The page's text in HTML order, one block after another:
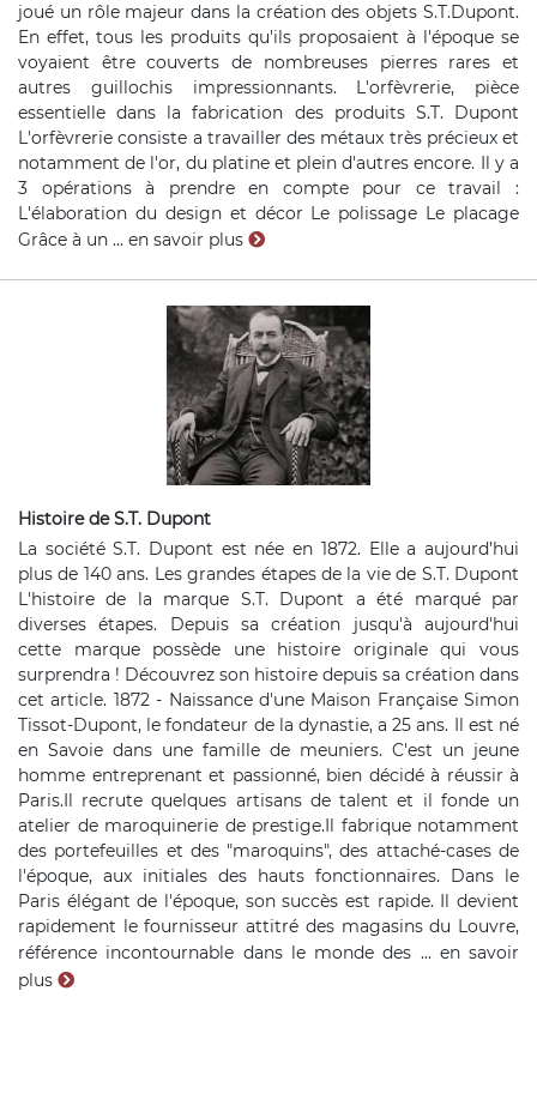
joué un rôle majeur dans la création des objets S.T.Dupont.
En effet, tous les produits qu'ils proposaient à l'époque se
voyaient être couverts de nombreuses pierres rares et
autres guillochis impressionnants. L'orfèvrerie, pièce
essentielle dans la fabrication des produits S.T. Dupont
L'orfèvrerie consiste a travailler des métaux très précieux et
notamment de l'or, du platine et plein d'autres encore. Il y a
3 opérations à prendre en compte pour ce travail :
L'élaboration du design et décor Le polissage Le placage
Grâce à un ... en savoir plus
Histoire de S.T. Dupont
La société S.T. Dupont est née en 1872. Elle a aujourd’hui
plus de 140 ans. Les grandes étapes de la vie de S.T. Dupont
L'histoire de la marque S.T. Dupont a été marqué par
diverses étapes. Depuis sa création jusqu'à aujourd'hui
cette marque possède une histoire originale qui vous
surprendra ! Découvrez son histoire depuis sa création dans
cet article. 1872 - Naissance d'une Maison Française Simon
Tissot-Dupont, le fondateur de la dynastie, a 25 ans. Il est né
en Savoie dans une famille de meuniers. C'est un jeune
homme entreprenant et passionné, bien décidé à réussir à
Paris.Il recrute quelques artisans de talent et il fonde un
atelier de maroquinerie de prestige.Il fabrique notamment
des portefeuilles et des "maroquins", des attaché-cases de
l'époque, aux initiales des hauts fonctionnaires. Dans le
Paris élégant de l'époque, son succès est rapide. Il devient
rapidement le fournisseur attitré des magasins du Louvre,
référence incontournable dans le monde des ... en savoir
plus